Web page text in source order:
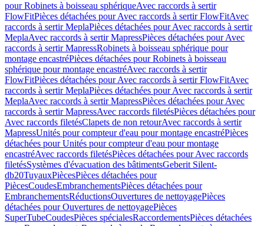
pour Robinets à boisseau sphériqueAvec raccords à sertir
FlowFitPièces détachées pour Avec raccords à sertir FlowFitAvec
raccords à sertir MeplaPièces détachées pour Avec raccords à sertir
MeplaAvec raccords à sertir MapressPièces détachées pour Avec
raccords à sertir MapressRobinets à boisseau sphérique pour
montage encastréPièces détachées pour Robinets à boisseau
sphérique pour montage encastréAvec raccords à sertir
FlowFitPièces détachées pour Avec raccords à sertir FlowFitAvec
raccords à sertir MeplaPièces détachées pour Avec raccords à sertir
MeplaAvec raccords à sertir MapressPièces détachées pour Avec
raccords à sertir MapressAvec raccords filetésPièces détachées pour
Avec raccords filetésClapets de non retourAvec raccords à sertir
MapressUnités pour compteur d'eau pour montage encastréPièces
détachées pour Unités pour compteur d'eau pour montage
encastréAvec raccords filetésPièces détachées pour Avec raccords
filetésSystèmes d'évacuation des bâtimentsGeberit Silent-
db20TuyauxPiècesPièces détachées pour
PiècesCoudesEmbranchementsPièces détachées pour
EmbranchementsRéductionsOuvertures de nettoyagePièces
détachées pour Ouvertures de nettoyagePièces
SuperTubeCoudesPièces spécialesRaccordementsPièces détachées